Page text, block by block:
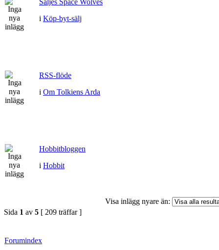
Säljes Space Wolves
i Köp-byt-sälj
RSS-flöde
i Om Tolkiens Arda
Hobbitbloggen
i Hobbit
Visa inlägg nyare än:
Sida 1 av 5 [ 209 träffar ]
Forumindex